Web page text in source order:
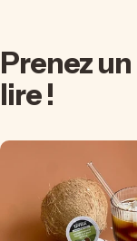
Prenezun
lire!